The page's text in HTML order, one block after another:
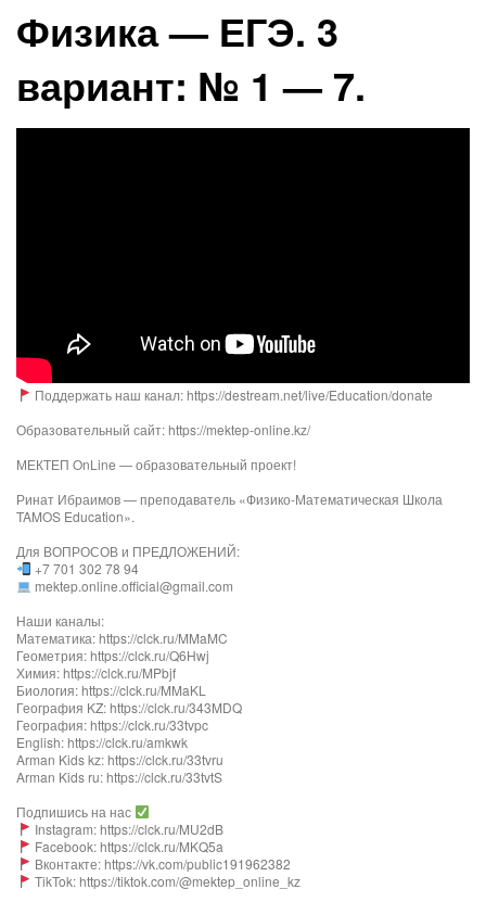
Физика — ЕГЭ. 3
вариант: № 1 — 7.
Поддержать наш канал: https://destream.net/live/Education/donate
Образовательный сайт: https://mektep-online.kz/
МЕКТЕП OnLine — образовательный проект!
Ринат Ибраимов — преподаватель «Физико-Математическая Школа
TAMOS Education».
Для ВОПРОСОВ и ПРЕДЛОЖЕНИЙ:
+7 701 302 78 94
mektep.online.official@gmail.com
Наши каналы:
Математика: https://clck.ru/MMaMC
Геометрия: https://clck.ru/Q6Hwj
Химия: https://clck.ru/MPbjf​
Биология: https://clck.ru/MMaKL​​​​​​
География KZ: https://clck.ru/343MDQ
География: https://clck.ru/33tvpc
English: https://clck.ru/amkwk
Arman Kids kz: https://clck.ru/33tvru
Arman Kids ru: https://clck.ru/33tvtS
Подпишись на нас
Instagram: https://clck.ru/MU2dB
Facebook: https://clck.ru/MKQ5a
Вконтакте: https://vk.com/public191962382
TikTok: https://tiktok.com/@mektep_online_kz